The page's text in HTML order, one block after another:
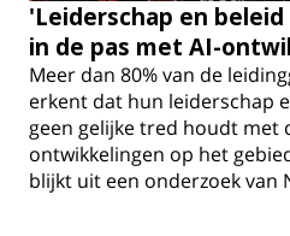
'Leiderschap en
in de pas met AI-
Meer dan 80% van de
erkent dat hun leiderschap
geen gelijke tred houdt met
ontwikkelingen op het
blijkt uit een onderzoek van